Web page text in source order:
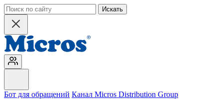
Искать
Бот для обращений Канал Micros Distribution Group